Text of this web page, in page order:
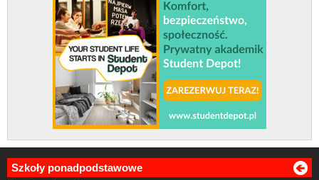
Szkoły ponadpodstawowe